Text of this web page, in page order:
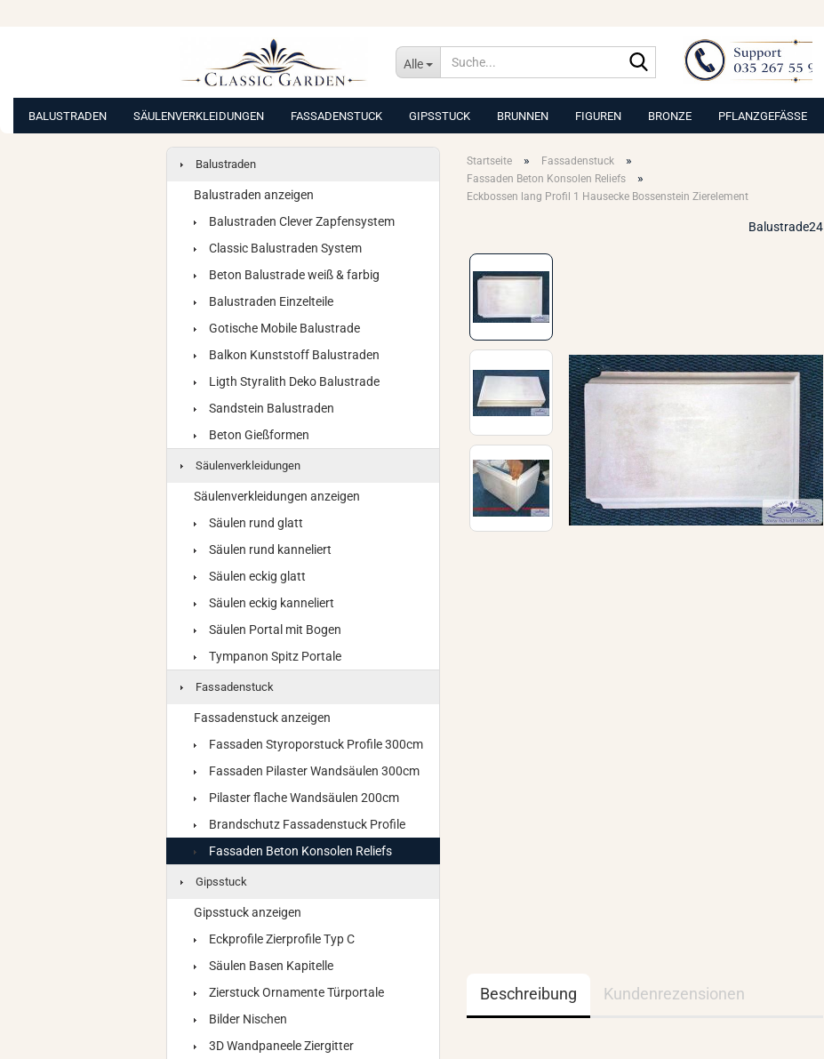
Alle
Suche...
BALUSTRADEN SÄULENVERKLEIDUNGEN FASSADENSTUCK GIPSSTUCK BRUNNEN FIGUREN BRONZE PFLANZGEFÄSSE
Startseite » Fassadenstuck »
Fassaden Beton Konsolen Reliefs »
Eckbossen lang Profil 1 Hausecke Bossenstein Zierelement
Balustrade24
Beschreibung Kundenrezensionen
Balustraden
Balustraden anzeigen
Balustraden Clever Zapfensystem
Classic Balustraden System
Beton Balustrade weiß & farbig
Balustraden Einzelteile
Gotische Mobile Balustrade
Balkon Kunststoff Balustraden
Ligth Styralith Deko Balustrade
Sandstein Balustraden
Beton Gießformen
Säulenverkleidungen
Säulenverkleidungen anzeigen
Säulen rund glatt
Säulen rund kanneliert
Säulen eckig glatt
Säulen eckig kanneliert
Säulen Portal mit Bogen
Tympanon Spitz Portale
Fassadenstuck
Fassadenstuck anzeigen
Fassaden Styroporstuck Profile 300cm
Fassaden Pilaster Wandsäulen 300cm
Pilaster flache Wandsäulen 200cm
Brandschutz Fassadenstuck Profile
Fassaden Beton Konsolen Reliefs
Gipsstuck
Gipsstuck anzeigen
Eckprofile Zierprofile Typ C
Säulen Basen Kapitelle
Zierstuck Ornamente Türportale
Bilder Nischen
3D Wandpaneele Ziergitter